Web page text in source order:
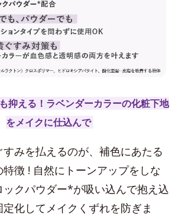
抑える！ラベンダーカラーの化粧下地
をメイクに仕込んで
みを払えるのが、補色にあたる
徴 ! 自然にトーンアップをしな
ックパウダー*が吸い込んで抱え込
化してメイクくずれを防ぎま